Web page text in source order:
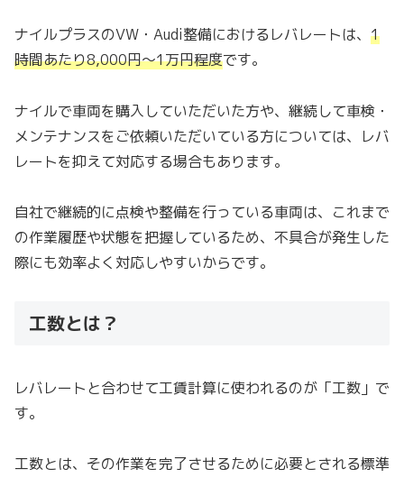
ナイルプラスのVW・Audi整備におけるレバレートは、 1
時間あたり8,000円〜1万円程度です。
ナイルで車両を購入していただいた方や、継続して車検・
メンテナンスをご依頼いただいている方については、レバ
レートを抑えて対応する場合もあります。
自社で継続的に点検や整備を行っている車両は、これまで
の作業履歴や状態を把握しているため、不具合が発生した
際にも効率よく対応しやすいからです。
工数とは？
レバレートと合わせて工賃計算に使われるのが「工数」で
す。
工数とは、その作業を完了させるために必要とされる標準